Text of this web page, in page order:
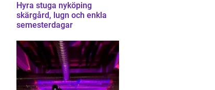
Hyra stuga nyköping
skärgård, lugn och enkla
semesterdagar